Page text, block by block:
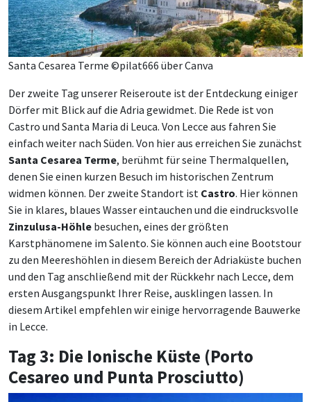
Santa Cesarea Terme ©pilat666 über Canva
Der zweite Tag unserer Reiseroute ist der Entdeckung einiger
Dörfer mit Blick auf die Adria gewidmet. Die Rede ist von
Castro und Santa Maria di Leuca. Von Lecce aus fahren Sie
einfach weiter nach Süden. Von hier aus erreichen Sie zunächst
Santa Cesarea Terme, berühmt für seine Thermalquellen,
denen Sie einen kurzen Besuch im historischen Zentrum
widmen können. Der zweite Standort ist Castro. Hier können
Sie in klares, blaues Wasser eintauchen und die eindrucksvolle
Zinzulusa-Höhle besuchen, eines der größten
Karstphänomene im Salento. Sie können auch eine Bootstour
zu den Meereshöhlen in diesem Bereich der Adriaküste buchen
und den Tag anschließend mit der Rückkehr nach Lecce, dem
ersten Ausgangspunkt Ihrer Reise, ausklingen lassen. In
diesem Artikel empfehlen wir einige hervorragende Bauwerke
in Lecce.
Tag 3: Die Ionische Küste (Porto
Cesareo und Punta Prosciutto)